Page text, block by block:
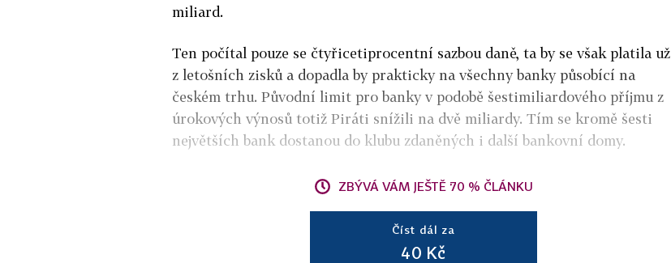
miliard.
Ten počítal pouze se čtyřicetiprocentní sazbou daně, ta by se však platila už
z letošních zisků a dopadla by prakticky na všechny banky působící na
českém trhu. Původní limit pro banky v podobě šestimiliardového příjmu z
úrokových výnosů totiž Piráti snížili na dvě miliardy. Tím se kromě šesti
největších bank dostanou do klubu zdaněných i další bankovní domy.
ZBÝVÁ VÁM JEŠTĚ 70 % ČLÁNKU
Číst dál za
40 Kč